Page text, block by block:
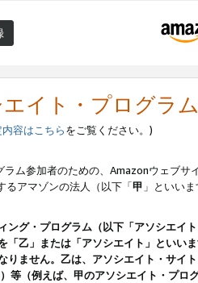
イト・プログラ
容はこちらをご覧ください。)
ム参加者のための、Amazonウェブサ
るアマゾンの法人（以下「甲 」といい
ング・プログラム（以下「アソシエイ
「乙」または「アソシエイト」とい
りません。乙は、アソシエイト・サイ
等（例えば、甲のアソシエイト・プ